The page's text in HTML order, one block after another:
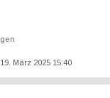
März 2025 15:40